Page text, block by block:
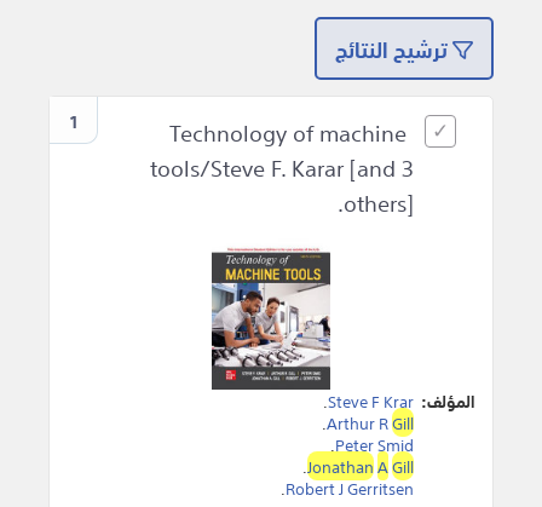
ترشيح النتائج
1
Technology of machine
tools/Steve F. Karar [and 3
others].
المؤلف: Steve F Krar
.
Arthur RGill
.
Peter Smid
.
JonathanAGill
.
Robert J Gerritsen
.